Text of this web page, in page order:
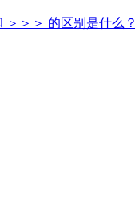
＞＞＞ 的区别是什么？